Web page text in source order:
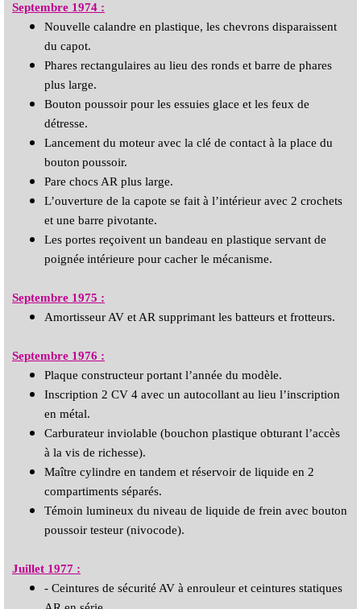
Septembre 1974 :
Nouvelle calandre en plastique, les chevrons disparaissent
du capot.
Phares rectangulaires au lieu des ronds et barre de phares
plus large.
Bouton poussoir pour les essuies glace et les feux de
détresse.
Lancement du moteur avec la clé de contact à la place du
bouton poussoir.
Pare chocs AR plus large.
L’ouverture de la capote se fait à l’intérieur avec 2 crochets
et une barre pivotante.
Les portes reçoivent un bandeau en plastique servant de
poignée intérieure pour cacher le mécanisme.
Septembre 1975 :
Amortisseur AV et AR supprimant les batteurs et frotteurs.
Septembre 1976 :
Plaque constructeur portant l’année du modèle.
Inscription 2 CV 4 avec un autocollant au lieu l’inscription
en métal.
Carburateur inviolable (bouchon plastique obturant l’accès
à la vis de richesse).
Maître cylindre en tandem et réservoir de liquide en 2
compartiments séparés.
Témoin lumineux du niveau de liquide de frein avec bouton
poussoir testeur (nivocode).
Juillet 1977 :
- Ceintures de sécurité AV à enrouleur et ceintures statiques